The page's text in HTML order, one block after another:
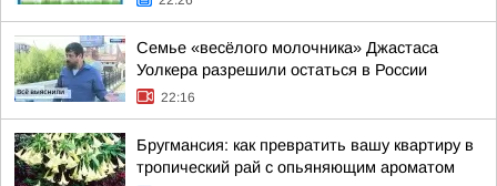
Семье «весёлого молочника» Джастаса
Уолкера разрешили остаться в России
22:16
Бругмансия: как превратить вашу квартиру в
тропический рай с опьяняющим ароматом